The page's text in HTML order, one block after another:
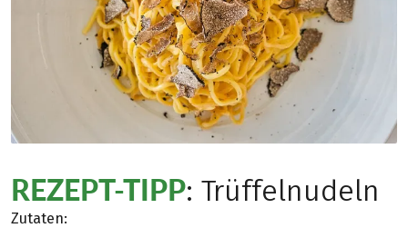
REZEPT-TIPP: Trüffelnudeln
Zutaten: